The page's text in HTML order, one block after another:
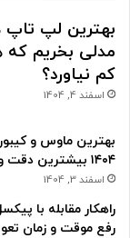
بهترین لپ تاپ
مدلی بخریم که
کم نیاورد؟
اسفند 4, 1404
بهترین ماوس و
۱۴۰۴ بیشترین دقت و سرعت را می دهند؟
اسفند 3, 1404
راهکار مقابله با
رفع موقت و زمان